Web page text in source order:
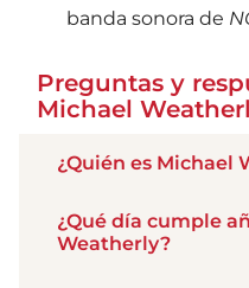
banda sonora de
Preguntas y
Michael
¿Quién es Michael
¿Qué día cumple
Weatherly?